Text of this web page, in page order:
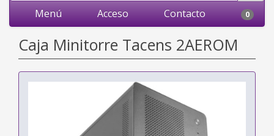
Menú Acceso Contacto 0
Caja Minitorre Tacens 2AEROM